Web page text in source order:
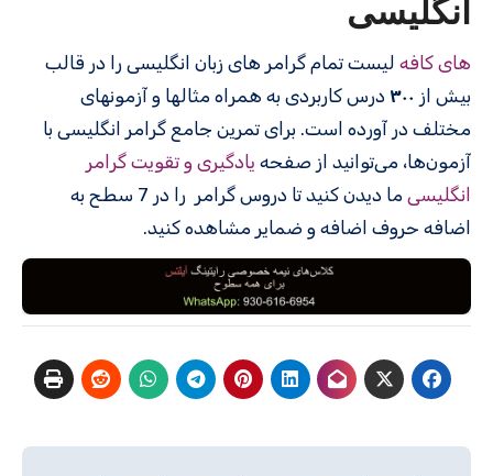
انگلیسی
های کافه لیست تمام گرامر های زبان انگلیسی را در قالب
بیش از ۳۰۰ درس کاربردی به همراه مثالها و آزمونهای
مختلف در آورده است. برای تمرین جامع گرامر انگلیسی با
آزمون‌ها، می‌توانید از صفحه یادگیری و تقویت گرامر
انگلیسی
ما دیدن کنید تا دروس گرامر را در 7 سطح به
اضافه حروف اضافه و ضمایر مشاهده کنید.